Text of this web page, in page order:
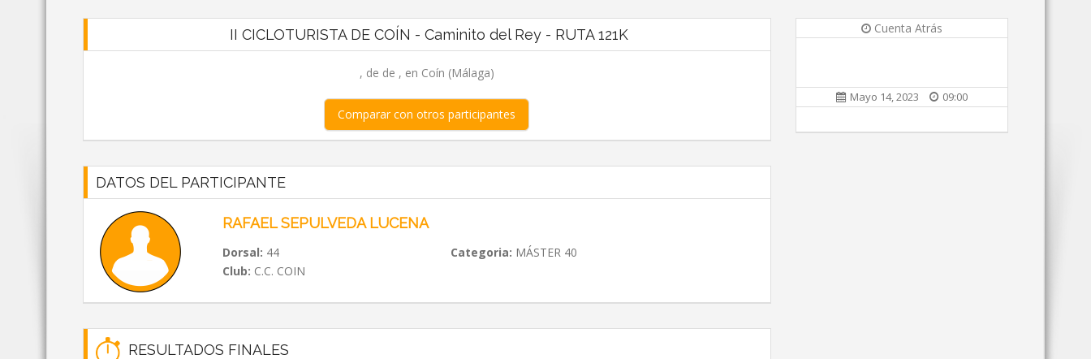
II CICLOTURISTA DE COÍN - Caminito del Rey - RUTA 121K
, de de , en Coín (Málaga)
Comparar con otros participantes
DATOS DEL PARTICIPANTE
RAFAEL SEPULVEDA LUCENA
Dorsal: 44 Categoria: MÁSTER 40
Club: C.C. COIN
RESULTADOS FINALES
Cuenta Atrás
Mayo 14, 2023 09:00